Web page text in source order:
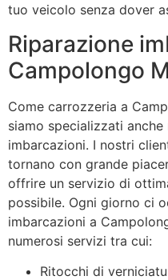
tuo veicolo senza dover
Riparazione
Campolongo
Come carrozzeria a
siamo specializzati
imbarcazioni. I nostri
tornano con grande
offrire un servizio di
possibile. Ogni giorno ci
imbarcazioni a
numerosi servizi tra cui:
Ritocchi di